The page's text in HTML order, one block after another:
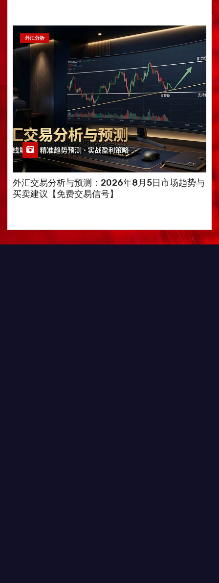
外汇分析
外汇交易分析与预测：2026年8月5日市场趋势与
买卖建议【免费交易信号】